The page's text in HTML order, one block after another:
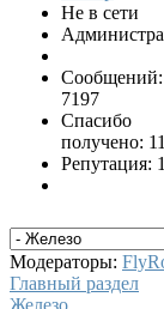
Не в сети
Сообщений:
7197
Спасибо
получено:
Репутация:
Модераторы:
Главный раздел
Железо